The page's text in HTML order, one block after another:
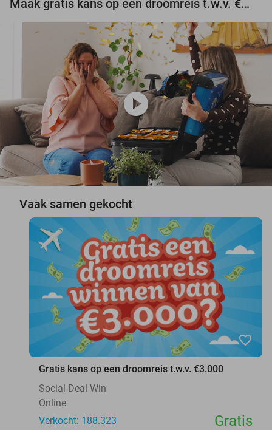
Maak gratis kans op een droomreis t.w.v. €3.000!
play_circle
Vaak samen gekocht
favorite_border
Gratis kans op een droomreis t.w.v. €3.000
Social Deal Win
Online
Verkocht: 188.323
Gratis